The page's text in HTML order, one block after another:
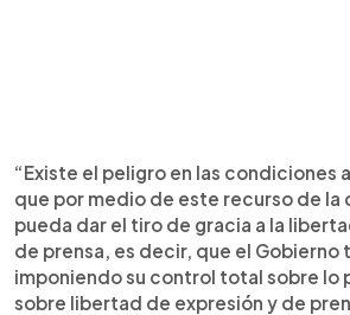
“Existe el peligro en las condiciones
que por medio de este recurso de la
pueda dar el tiro de gracia a la
de prensa, es decir, que el Gobierno
imponiendo su control total sobre lo
sobre libertad de expresión y de